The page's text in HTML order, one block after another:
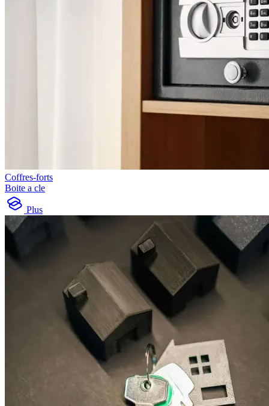
Coffres-forts
Boite a cle
Plus